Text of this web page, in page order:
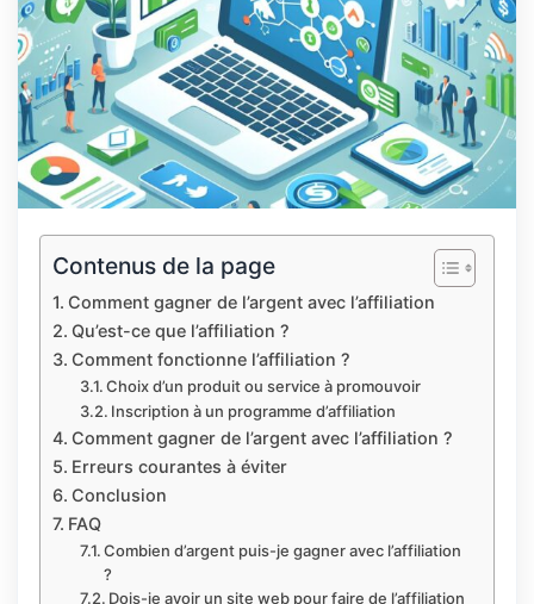
Contenus de la page
Comment gagner de l’argent avec l’affiliation
Qu’est-ce que l’affiliation ?
Comment fonctionne l’affiliation ?
Choix d’un produit ou service à promouvoir
Inscription à un programme d’affiliation
Comment gagner de l’argent avec l’affiliation ?
Erreurs courantes à éviter
Conclusion
FAQ
Combien d’argent puis-je gagner avec l’affiliation
?
Dois-je avoir un site web pour faire de l’affiliation